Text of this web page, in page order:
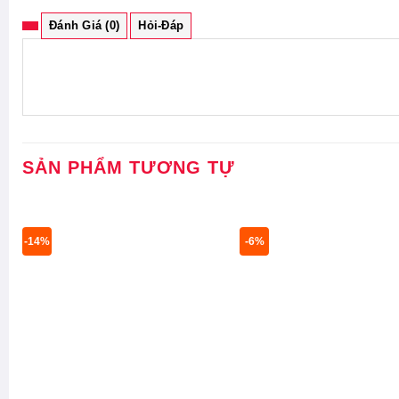
Đánh Giá (0) Hỏi-Đáp
SẢN PHẨM TƯƠNG TỰ
-14% -6%